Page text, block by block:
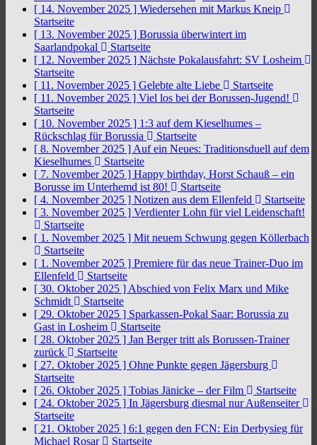
[ 14. November 2025 ] Wiedersehen mit Markus Kneip
Startseite
[ 13. November 2025 ] Borussia überwintert im
Saarlandpokal
Startseite
[ 12. November 2025 ] Nächste Pokalausfahrt: SV Losheim
Startseite
[ 11. November 2025 ] Gelebte alte Liebe
Startseite
[ 11. November 2025 ] Viel los bei der Borussen-Jugend!
Startseite
[ 10. November 2025 ] 1:3 auf dem Kieselhumes –
Rückschlag für Borussia
Startseite
[ 8. November 2025 ] Auf ein Neues: Traditionsduell auf dem
Kieselhumes
Startseite
[ 7. November 2025 ] Happy birthday, Horst Schauß – ein
Borusse im Unterhemd ist 80!
Startseite
[ 4. November 2025 ] Notizen aus dem Ellenfeld
Startseite
[ 3. November 2025 ] Verdienter Lohn für viel Leidenschaft!
Startseite
[ 1. November 2025 ] Mit neuem Schwung gegen Köllerbach
Startseite
[ 1. November 2025 ] Premiere für das neue Trainer-Duo im
Ellenfeld
Startseite
[ 30. Oktober 2025 ] Abschied von Felix Marx und Mike
Schmidt
Startseite
[ 29. Oktober 2025 ] Sparkassen-Pokal Saar: Borussia zu
Gast in Losheim
Startseite
[ 28. Oktober 2025 ] Jan Berger tritt als Borussen-Trainer
zurück
Startseite
[ 27. Oktober 2025 ] Ohne Punkte gegen Jägersburg
Startseite
[ 26. Oktober 2025 ] Tobias Jänicke – der Film
Startseite
[ 24. Oktober 2025 ] In Jägersburg diesmal nur Außenseiter
Startseite
[ 21. Oktober 2025 ] 6:1 gegen den FCN: Ein Derbysieg für
Michael Rosar
Startseite